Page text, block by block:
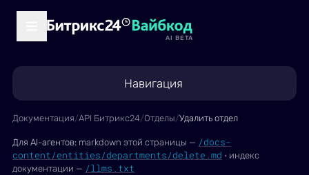
AI BETA
Навигация
Документация/API Битрикс24/Отделы/Удалить отдел
Для AI-агентов: markdown этой страницы — /docs-
content/entities/departments/delete.md · индекс
документации — /llms.txt